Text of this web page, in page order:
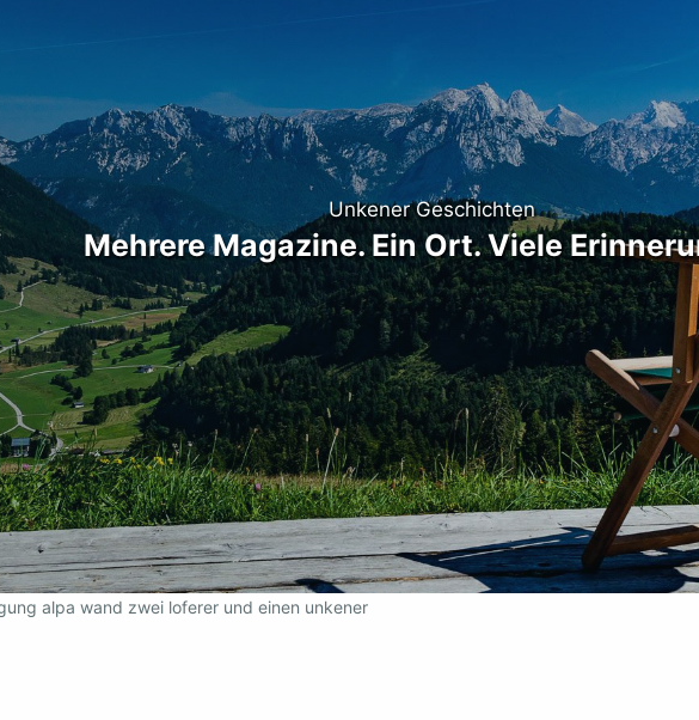
Unkener Geschichten
Mehrere Magazine. Ein Ort. Viele
alpa wand zwei loferer und einen unkener